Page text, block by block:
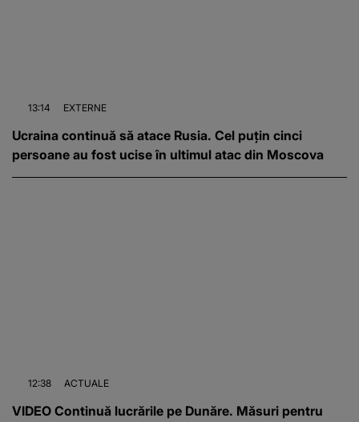
13:14 EXTERNE
Ucraina continuă să atace Rusia. Cel puțin cinci
persoane au fost ucise în ultimul atac din Moscova
12:38 ACTUALE
VIDEO Continuă lucrările pe Dunăre. Măsuri pentru